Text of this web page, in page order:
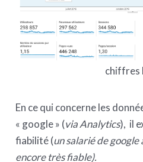
chiffres
En ce qui concerne les
« google » (via Analytics), il
fiabilité (un salarié de google
encore très fiable).